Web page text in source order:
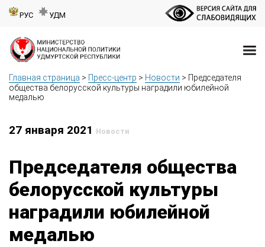
РУС УДМ
Главная страница > Пресс-центр > Новости > Председателя
общества белорусской культуры наградили юбилейной
медалью
27 января 2021 Новости
Председателя общества
белорусской культуры
наградили юбилейной
медалью